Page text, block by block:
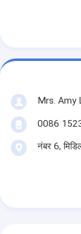
Mrs. Amy
0086
नंबर 6,